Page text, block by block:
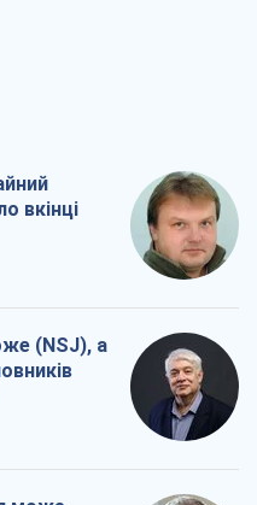
вкінці
(NSJ), а